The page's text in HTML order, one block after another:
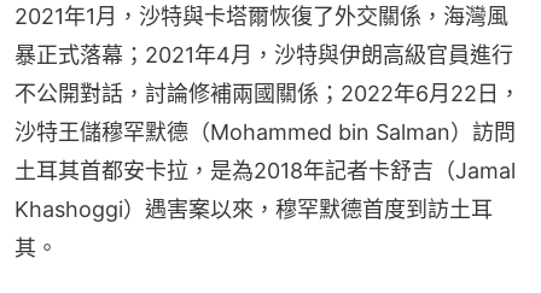
2021年1月，沙特與卡塔爾恢復了外交關係，海灣風
暴正式落幕；2021年4月，沙特與伊朗高級官員進行
不公開對話，討論修補兩國關係；2022年6月22日，
沙特王儲穆罕默德（Mohammed bin Salman）訪問
土耳其首都安卡拉，是為2018年記者卡舒吉（Jamal
Khashoggi）遇害案以來，穆罕默德首度到訪土耳
其。